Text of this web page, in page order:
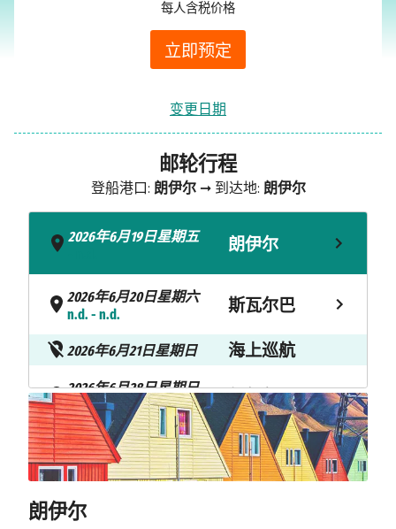
每人含税价格
立即预定
变更日期
邮轮行程
登船港口: 朗伊尔➞ 到达地: 朗伊尔
2026年6月19日星期五
朗伊尔
2026年6月20日星期六
n.d. - n.d.
斯瓦尔巴
2026年6月21日星期日 海上巡航
2026年6月28日星期日
n.d. - n.d.
朗伊尔
2026年6月29日星期一
n.d.
朗伊尔
朗伊尔